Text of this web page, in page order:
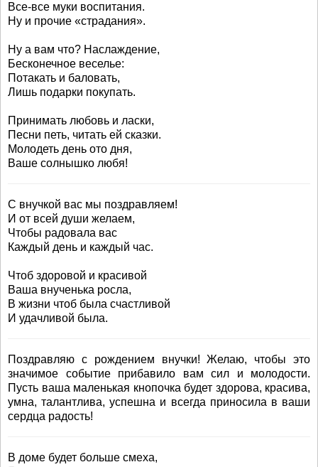
Все-все муки воспитания.
Ну и прочие «страдания».
Ну а вам что? Наслаждение,
Бесконечное веселье:
Потакать и баловать,
Лишь подарки покупать.
Принимать любовь и ласки,
Песни петь, читать ей сказки.
Молодеть день ото дня,
Ваше солнышко любя!
С внучкой вас мы поздравляем!
И от всей души желаем,
Чтобы радовала вас
Каждый день и каждый час.
Чтоб здоровой и красивой
Ваша внученька росла,
В жизни чтоб была счастливой
И удачливой была.
Поздравляю с рождением внучки! Желаю, чтобы это
значимое событие прибавило вам сил и молодости.
Пусть ваша маленькая кнопочка будет здорова, красива,
умна, талантлива, успешна и всегда приносила в ваши
сердца радость!
В доме будет больше смеха,